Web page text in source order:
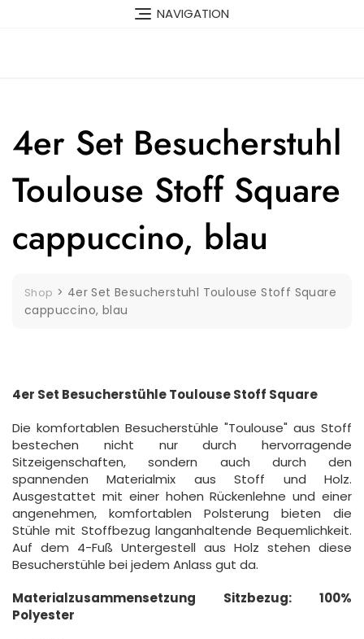
NAVIGATION
4er Set Besucherstuhl
Toulouse Stoff Square
cappuccino, blau
Shop > 4er Set Besucherstuhl Toulouse Stoff Square
cappuccino, blau
4er Set Besucherstühle Toulouse Stoff Square
Die komfortablen Besucherstühle "Toulouse" aus Stoff
bestechen nicht nur durch hervorragende
Sitzeigenschaften, sondern auch durch den
spannenden Materialmix aus Stoff und Holz.
Ausgestattet mit einer hohen Rückenlehne und einer
angenehmen, komfortablen Polsterung bieten die
Stühle mit Stoffbezug langanhaltende Bequemlichkeit.
Auf dem 4-Fuß Untergestell aus Holz stehen diese
Besucherstühle bei jedem Anlass gut da.
Materialzusammensetzung Sitzbezug: 100%
Polyester